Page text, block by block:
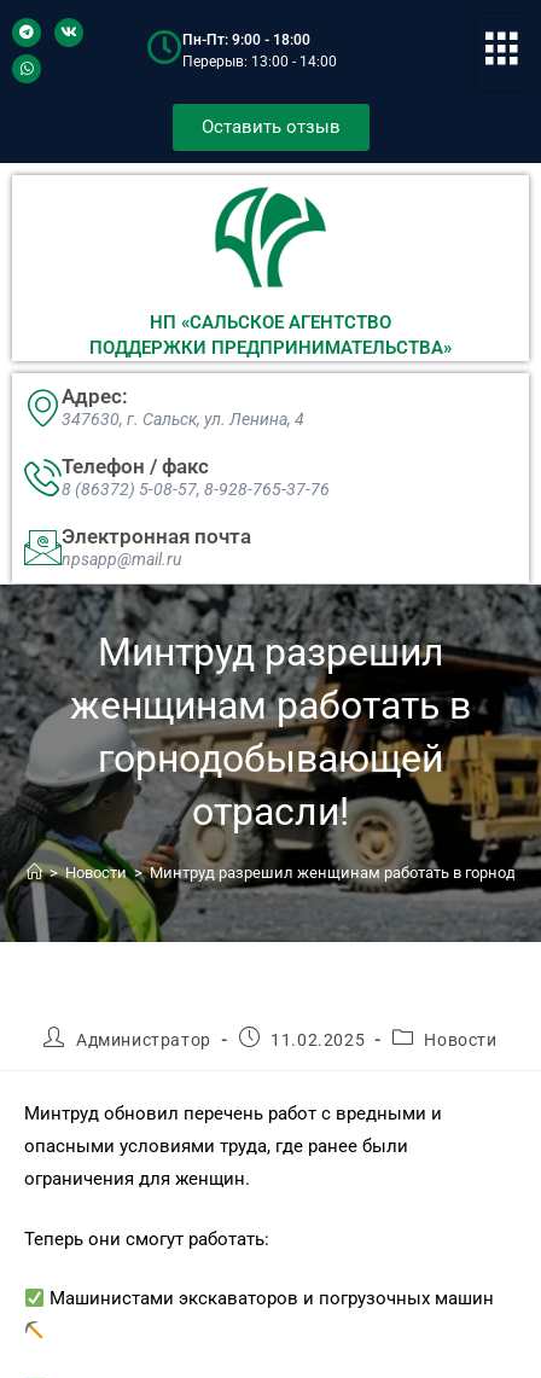
Пн-Пт: 9:00 - 18:00
Перерыв: 13:00 - 14:00
Оставить отзыв
НП «САЛЬСКОЕ АГЕНТСТВО
ПОДДЕРЖКИ ПРЕДПРИНИМАТЕЛЬСТВА»
Адрес:
347630, г. Сальск, ул. Ленина, 4​
Телефон / факс
8 (86372) 5-08-57, 8-928-765-37-76
Электронная почта
npsapp@mail.ru
Минтруд разрешил
женщинам работать в
горнодобывающей
отрасли!
> Новости > Минтруд разрешил женщинам работать в
Администратор 11.02.2025 Новости
Минтруд обновил перечень работ с вредными и
опасными условиями труда, где ранее были
ограничения для женщин.
Теперь они смогут работать:
Машинистами экскаваторов и погрузочных машин